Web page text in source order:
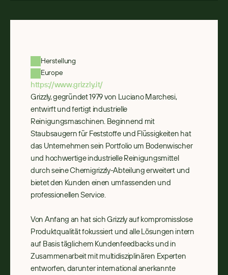
Herstellung
Europe
https://www.grizzly.it/
Grizzly, gegründet 1979 von Luciano Marchesi,
entwirft und fertigt industrielle
Reinigungsmaschinen. Beginnend mit
Staubsaugern für Feststoffe und Flüssigkeiten hat
das Unternehmen sein Portfolio um Bodenwischer
und hochwertige industrielle Reinigungsmittel
durch seine Chemigrizzly-Abteilung erweitert und
bietet den Kunden einen umfassenden und
professionellen Service.
Von Anfang an hat sich Grizzly auf kompromisslose
Produktqualität fokussiert und alle Lösungen intern
auf Basis täglichem Kundenfeedbacks und in
Zusammenarbeit mit multidisziplinären Experten
entworfen, darunter international anerkannte